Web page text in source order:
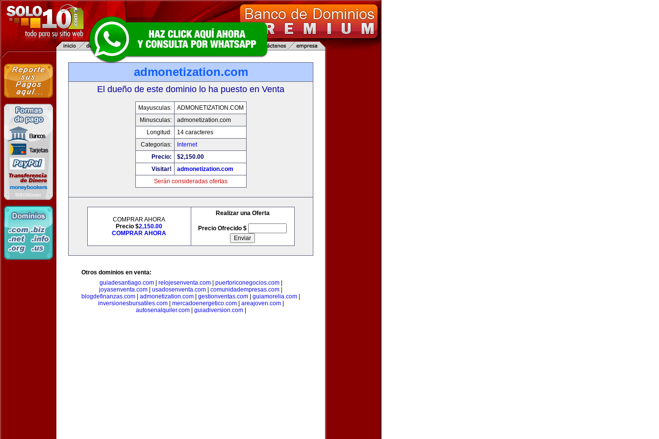
admonetization.com
El dueño de este dominio lo ha puesto en Venta
Mayusculas:
ADMONETIZATION.COM
Minusculas:
admonetization.com
Longitud:
14 caracteres
Categorias:
Internet
Precio:
$2,150.00
Visitar!
admonetization.com
Serán consideradas ofertas
COMPRAR AHORA
Precio $2,150.00
COMPRAR AHORA
Realizar una Oferta
Precio Ofrecido $
Otros dominios en venta:
guiadesantiago.com| relojesenventa.com| puertoriconegocios.com|
joyasenventa.com
usadosenventa.com comunidadempresas.com
blogdefinanzas.com
admonetization.com gestionventas.com guiamorelia.com
inversionesbursatiles.com| mercadoenergetico.com| areajoven.com|
autosenalquiler.com| guiadiversion.com|